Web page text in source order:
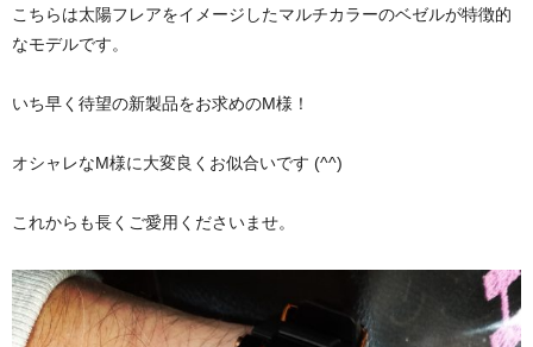
こちらは太陽フレアをイメージしたマルチカラーのベゼルが特徴的
なモデルです。
いち早く待望の新製品をお求めのM様！
オシャレなM様に大変良くお似合いです (^^)
これからも長くご愛用くださいませ。